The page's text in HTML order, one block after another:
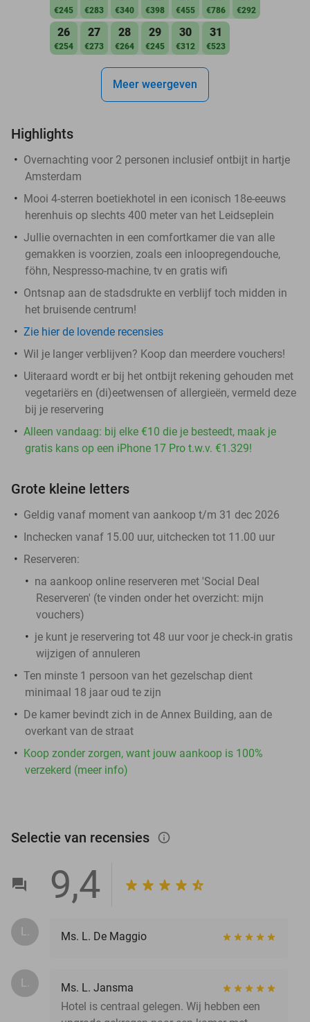
€245 €283 €340 €398 €455 €786 €292
26
€254
27
€273
28
€264
29
€245
30
€312
31
€523
Meer weergeven
Highlights
Overnachting voor 2 personen inclusief ontbijt in hartje
Amsterdam
Mooi 4-sterren boetiekhotel in een iconisch 18e-eeuws
herenhuis op slechts 400 meter van het Leidseplein
Jullie overnachten in een comfortkamer die van alle
gemakken is voorzien, zoals een inloopregendouche,
föhn, Nespresso-machine, tv en gratis wifi
Ontsnap aan de stadsdrukte en verblijf toch midden in
het bruisende centrum!
Zie hier de lovende recensies
Wil je langer verblijven? Koop dan meerdere vouchers!
Uiteraard wordt er bij het ontbijt rekening gehouden met
vegetariërs en (di)eetwensen of allergieën, vermeld deze
bij je reservering
Alleen vandaag: bij elke €10 die je besteedt, maak je
gratis kans op een iPhone 17 Pro t.w.v. €1.329!
Grote kleine letters
Geldig vanaf moment van aankoop t/m 31 dec 2026
Inchecken vanaf 15.00 uur, uitchecken tot 11.00 uur
Reserveren:
na aankoop online reserveren met 'Social Deal
Reserveren' (te vinden onder het overzicht: mijn
vouchers)
je kunt je reservering tot 48 uur voor je check-in gratis
wijzigen of annuleren
Ten minste 1 persoon van het gezelschap dient
minimaal 18 jaar oud te zijn
De kamer bevindt zich in de Annex Building, aan de
overkant van de straat
Koop zonder zorgen, want jouw aankoop is 100%
verzekerd (meer info)
Selectie van recensies info_outlined
9,4
L. Ms. L. De Maggio
L.
Ms. L. Jansma
Hotel is centraal gelegen. Wij hebben een